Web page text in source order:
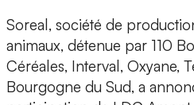
Soreal, société de
animaux, détenue par 110
Céréales, Interval, Oxyane,
Bourgogne du Sud, a